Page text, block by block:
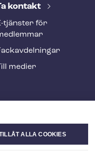
kontakt
tjänster för
medier
ALLA COOKIES